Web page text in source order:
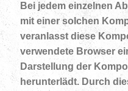
Bei jedem einzelnen
mit einer solchen
veranlasst diese
verwendete Browser
Darstellung der
herunterlädt. Durch